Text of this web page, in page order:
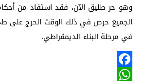
وهو حر طليق الآن، فقد استفاد من
الجميع حرص في ذلك الوقت الحرج على
في مرحلة البناء الديمقراطي.
Facebook